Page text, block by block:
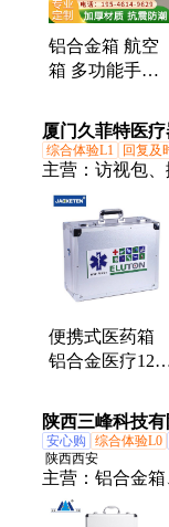
大型设备运输
铝合金箱 航空
箱 多功能手提
质 新天合
厦门久菲特医
综合体验L1 回复及
主营： 访视包
箱、铝合金急
囊、消防医疗
便携式医药箱
铝合金医疗120
提内外科急救
陕西三峰科技有
安心购 综合体验L0
陕西西安
主营： 铝合金
箱、工具箱、